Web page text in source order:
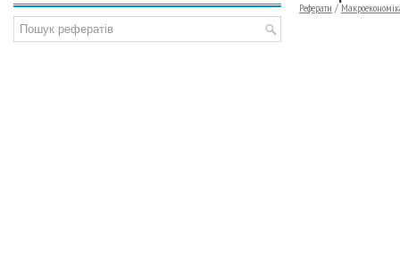
Реферати /